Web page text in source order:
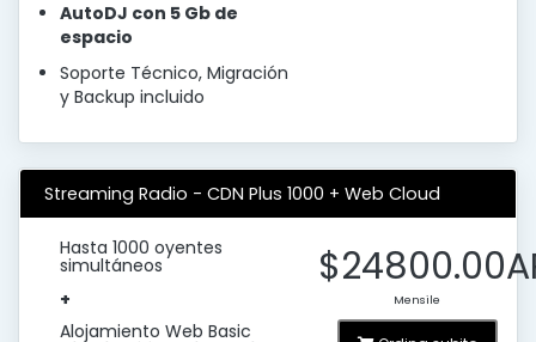
AutoDJ con 5 Gb de
espacio
Soporte Técnico, Migración
y Backup incluido
Streaming Radio - CDN Plus 1000 + Web Cloud
Hasta 1000 oyentes
simultáneos
+
Alojamiento Web Basic
Mensile